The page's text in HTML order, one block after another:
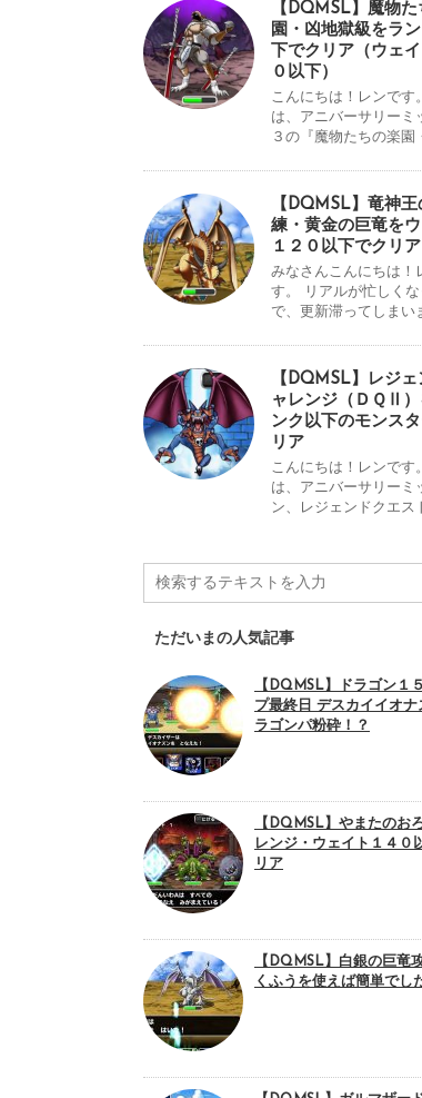
【DQMSL】魔物
園・凶地獄級をラ
下でクリア（ウェ
０以下）
こんにちは！レンです
は、アニバーサリーミ
３の『魔物たちの楽園
【DQMSL】竜神王
練・黄金の巨竜をウ
１２０以下でクリア
みなさんこんにちは！
す。 リアルが忙しく
で、更新滞ってしまい
【DQMSL】レジ
ャレンジ（ＤＱⅡ）
ンク以下のモンス
リア
こんにちは！レンです
は、アニバーサリーミ
ン、レジェンドクエス
ただいまの人気記事
【DQMSL】ドラゴン１
プ最終日 デスカイイオナ
ラゴンパ粉砕！？
【DQMSL】やまたのお
レンジ・ウェイト１４０
リア
【DQMSL】白銀の巨竜
くふうを使えば簡単でし